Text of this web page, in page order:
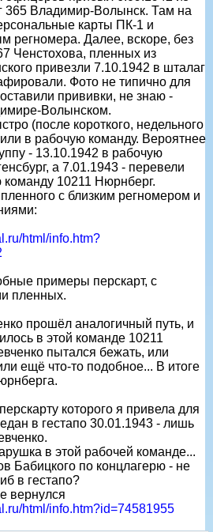
365 Владимир-Волынск. Там на
карты ПК-1 и
регномера. Далее, вскоре, без
Ченстохова, пленных из
привезли 7.10.1942 в шталаг
Фото не типично для
прививки, не знаю -
Волынском.
(после короткого, недельного
в рабочую команду. Вероятнее
- 13.10.1942 в рабочую
а 7.01.1943 - перевели
команду 10211 Нюрнберг.
с близким регномером и
html/info.htm?
примеры перскарт, с
пленных.
прошëл аналогичный путь, и
в этой команде 10211
пытался бежать, или
ещë что-то подобное... В итоге
которого я привела для
в гестапо 30.01.1943 - лишь
в этой рабочей команде...
Бабицкого по концлагерю - не
в гестапо?
вернулся
html/info.htm?id=74581955